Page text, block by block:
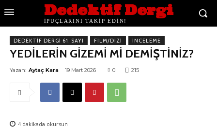
Dedektif Dergi
İPUÇLARINI TAKİP EDİN!
DEDEKTIF DERGI 61. SAYI FILM/DIZI İNCELEME
YEDİLERİN GİZEMİ Mİ DEMİŞTİNİZ?
Yazan: Aytaç Kara 19 Mart 2026 0 215
4 dakikada okursun